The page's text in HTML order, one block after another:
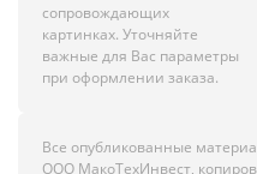
сопровождающих
картинках. Уточняйте
важные для Вас параметры
при оформлении заказа.
Все опубликованные
ООО МакоТехИнвест,